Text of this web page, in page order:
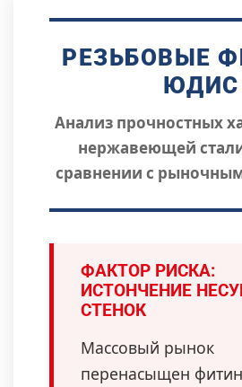
РЕЗЬБОВЫЕ
ЮДИС
Анализ прочностных
нержавеющей
сравнении с
ФАКТОР РИСКА:
ИСТОНЧЕНИЕ
СТЕНОК
Массовый рынок
перенасыщен